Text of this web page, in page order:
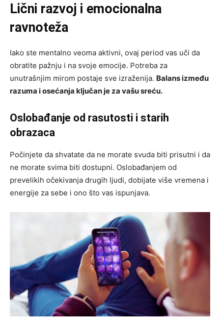
Lični razvoj i emocionalna
ravnoteža
Iako ste mentalno veoma aktivni, ovaj period vas uči da
obratite pažnju i na svoje emocije. Potreba za
unutrašnjim mirom postaje sve izraženija. Balans između
razuma i osećanja ključan je za vašu sreću.
Oslobađanje od rasutosti i starih
obrazaca
Počinjete da shvatate da ne morate svuda biti prisutni i da
ne morate svima biti dostupni. Oslobađanjem od
prevelikih očekivanja drugih ljudi, dobijate više vremena i
energije za sebe i ono što vas ispunjava.